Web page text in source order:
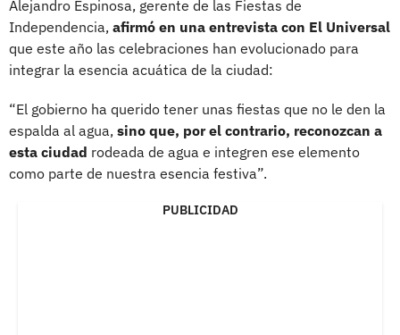
Alejandro Espinosa, gerente de las Fiestas de
Independencia, afirmó en una entrevista con El Universal
que este año las celebraciones han evolucionado para
integrar la esencia acuática de la ciudad:
“El gobierno ha querido tener unas fiestas que no le den la
espalda al agua, sino que, por el contrario, reconozcan a
esta ciudad rodeada de agua e integren ese elemento
como parte de nuestra esencia festiva”.
PUBLICIDAD